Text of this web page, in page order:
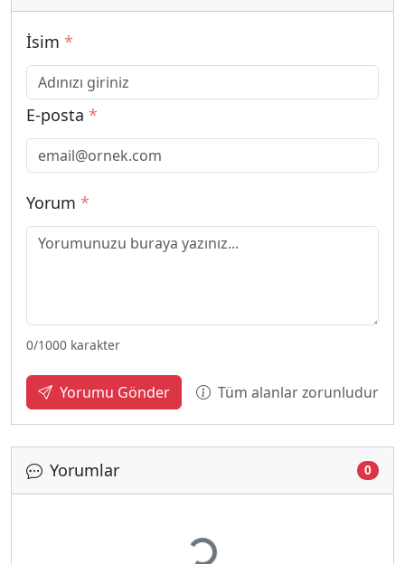
İsim *
E-posta *
Yorum *
0/1000 karakter
Yorumu Gönder Tüm alanlar zorunludur
Yorumlar 0
Yükleniyor...